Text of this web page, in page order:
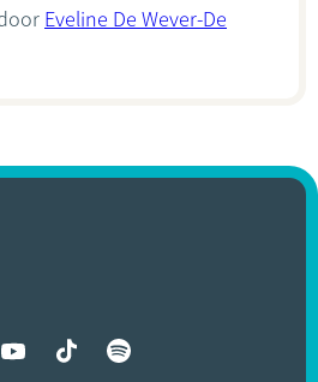
Eveline De Wever-De
les réseaux